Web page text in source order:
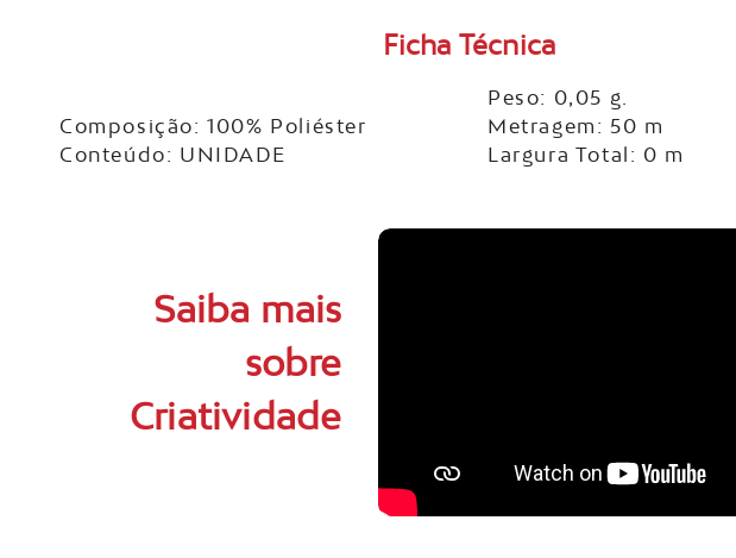
Ficha Técnica
Composição: 100% Poliéster
Conteúdo: UNIDADE
Peso: 0,05 g.
Metragem: 50 m
Largura Total: 0 m
Saiba mais
sobre
Criatividade